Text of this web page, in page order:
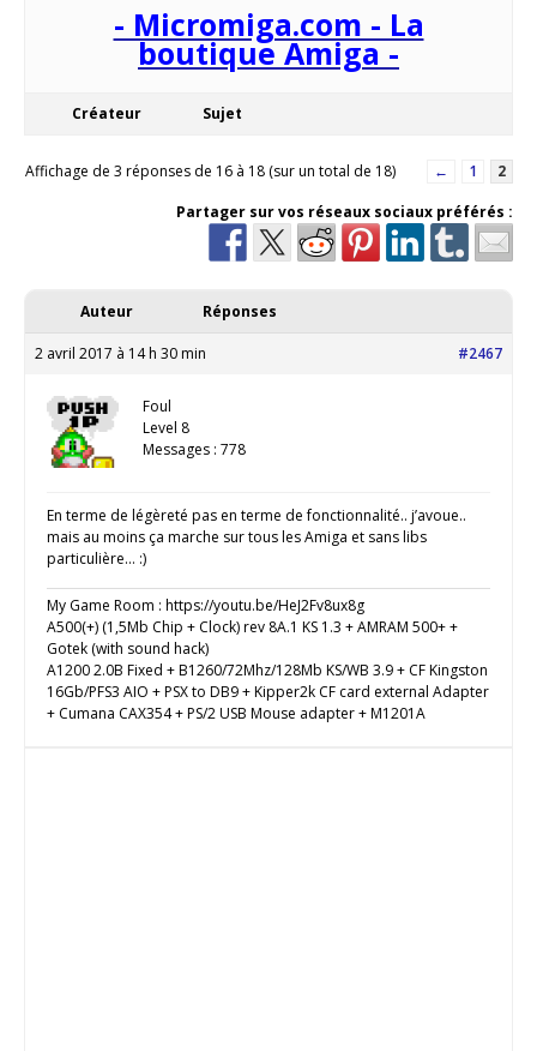
- Micromiga.com - La
boutique Amiga -
Créateur Sujet
Affichage de 3 réponses de 16 à 18 (sur un total de 18) ← 1
2
Partager sur vos réseaux sociaux préférés :
Auteur Réponses
2 avril 2017 à 14 h 30 min #2467
Foul
Level 8
Messages : 778
En terme de légèreté pas en terme de fonctionnalité.. j’avoue..
mais au moins ça marche sur tous les Amiga et sans libs
particulière… :)
My Game Room : https://youtu.be/HeJ2Fv8ux8g
A500(+) (1,5Mb Chip + Clock) rev 8A.1 KS 1.3 + AMRAM 500+ +
Gotek (with sound hack)
A1200 2.0B Fixed + B1260/72Mhz/128Mb KS/WB 3.9 + CF Kingston
16Gb/PFS3 AIO + PSX to DB9 + Kipper2k CF card external Adapter
+ Cumana CAX354 + PS/2 USB Mouse adapter + M1201A